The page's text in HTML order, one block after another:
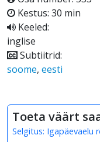
Kestus: 30 min
Keeled:
inglise
Subtiitrid:
soome, eesti
Toeta väärt
Selgitus: Igapäevaelu